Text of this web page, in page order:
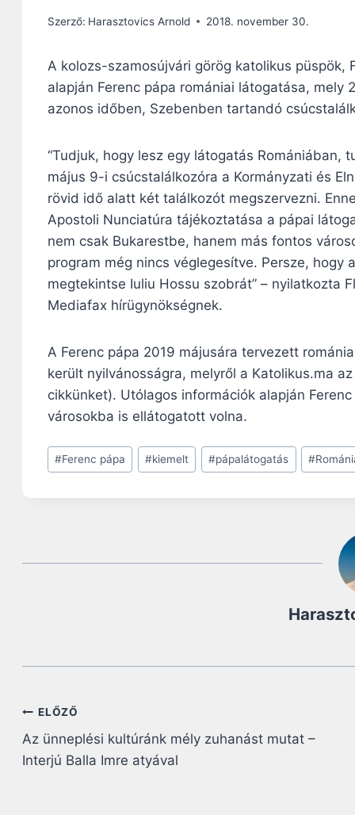
Szerző: Harasztovics Arnold 2018. november 30.
A kolozs-szamosújvári görög katolikus
alapján Ferenc pápa romániai látogatása,
azonos időben, Szebenben tartandó
“Tudjuk, hogy lesz egy látogatás
május 9-i csúcstalálkozóra a Kormányzati és
rövid idő alatt két találkozót megszervezni.
Apostoli Nunciatúra tájékoztatása a pápai
nem csak Bukarestbe, hanem más fontos
program még nincs véglegesítve. Persze, hogy
megtekintse Iuliu Hossu szobrát” – nyilatkozta
Mediafax hírügynökségnek.
A Ferenc pápa 2019 májusára tervezett
került nyilvánosságra, melyről a Katolikus.ma
cikkünket). Utólagos információk alapján
városokba is ellátogatott volna.
Post
Tags:
#Ferenc pápa #kiemelt #pápalátogatás #
Bejegyzés
navigáció
ELŐZŐ
Az ünneplési kultúránk mély zuhanást mutat –
Interjú Balla Imre atyával